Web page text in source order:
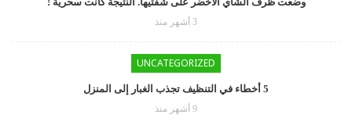
3 أشهر منذ
UNCATEGORIZED
5 أخطاء في التنظيف تجذب الغبار إلى المنزل
9 أشهر منذ